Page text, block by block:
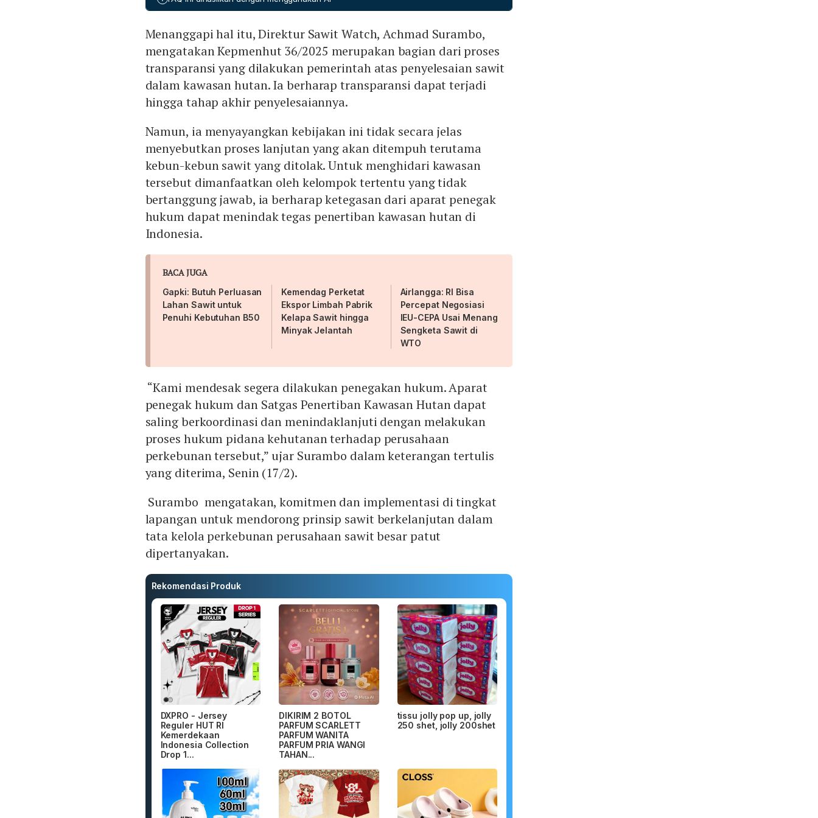
keanggotaan dan sertifikat keberlanjutan perusahaan yang membuka hutan tanpa
pada prinsip sawit berkelanjutan.
Menanggapi hal itu, Direktur Sawit Watch, Achmad Surambo,
mengatakan Kepmenhut 36/2025 merupakan bagian dari proses
transparansi yang dilakukan pemerintah atas penyelesaian sawit
dalam kawasan hutan. Ia berharap transparansi dapat terjadi
hingga tahap akhir penyelesaiannya.
Namun, ia menyayangkan kebijakan ini tidak secara jelas
menyebutkan proses lanjutan yang akan ditempuh terutama
kebun-kebun sawit yang ditolak. Untuk menghidari kawasan
tersebut dimanfaatkan oleh kelompok tertentu yang tidak
bertanggung jawab, ia berharap ketegasan dari aparat penegak
hukum dapat menindak tegas penertiban kawasan hutan di
Indonesia.
BACA JUGA
Gapki: Butuh Perluasan
Lahan Sawit untuk
Penuhi Kebutuhan B50
Kemendag Perketat
Ekspor Limbah Pabrik
Kelapa Sawit hingga
Minyak Jelantah
Airlangga: RI Bisa
Percepat Negosiasi
IEU-CEPA Usai Menang
Sengketa Sawit di
WTO
“Kami mendesak segera dilakukan penegakan hukum. Aparat
penegak hukum dan Satgas Penertiban Kawasan Hutan dapat
saling berkoordinasi dan menindaklanjuti dengan melakukan
proses hukum pidana kehutanan terhadap perusahaan
perkebunan tersebut,” ujar Surambo dalam keterangan tertulis
yang diterima, Senin (17/2).
Surambo mengatakan, komitmen dan implementasi di tingkat
lapangan untuk mendorong prinsip sawit berkelanjutan dalam
tata kelola perkebunan perusahaan sawit besar patut
dipertanyakan.
Rekomendasi Produk
DXPRO - Jersey
Reguler HUT RI
Kemerdekaan
Indonesia Collection
Drop 1...
DIKIRIM 2 BOTOL
PARFUM SCARLETT
PARFUM WANITA
PARFUM PRIA WANGI
TAHAN...
tissu jolly pop up, jolly
250 shet, jolly 200shet